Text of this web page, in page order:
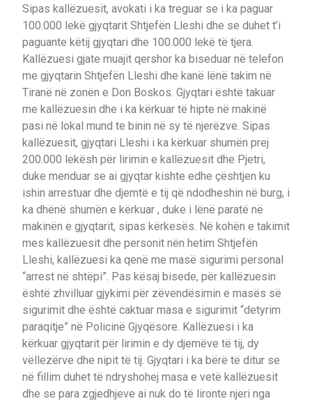
Sipas kallëzuesit, avokati i ka treguar se i ka paguar
100.000 lekë gjyqtarit Shtjefën Lleshi dhe se duhet t’i
paguante këtij gjyqtari dhe 100.000 lekë të tjera.
Kallëzuesi gjate muajit qershor ka biseduar në telefon
me gjyqtarin Shtjefën Lleshi dhe kanë lënë takim në
Tiranë në zonën e Don Boskos. Gjyqtari është takuar
me kallëzuesin dhe i ka kërkuar të hipte në makinë
pasi në lokal mund te binin në sy të njerëzve. Sipas
kallëzuesit, gjyqtari Lleshi i ka kërkuar shumën prej
200.000 lekësh për lirimin e kallëzuesit dhe Pjetri,
duke menduar se ai gjyqtar kishte edhe çështjen ku
ishin arrestuar dhe djemtë e tij që ndodheshin në burg, i
ka dhënë shumën e kërkuar , duke i lënë paratë në
makinën e gjyqtarit, sipas kërkesës. Në kohën e takimit
mes kallëzuesit dhe personit nën hetim Shtjefën
Lleshi, kallëzuesi ka qenë me masë sigurimi personal
“arrest në shtëpi”. Pas kësaj bisede, për kallëzuesin
është zhvilluar gjykimi për zëvendësimin e masës së
sigurimit dhe është caktuar masa e sigurimit “detyrim
paraqitje” në Policinë Gjyqësore. Kallëzuesi i ka
kërkuar gjyqtarit për lirimin e dy djemëve të tij, dy
vëllezërve dhe nipit të tij. Gjyqtari i ka bërë të ditur se
në fillim duhet të ndryshohej masa e vetë kallëzuesit
dhe se para zgjedhjeve ai nuk do të lironte njeri nga